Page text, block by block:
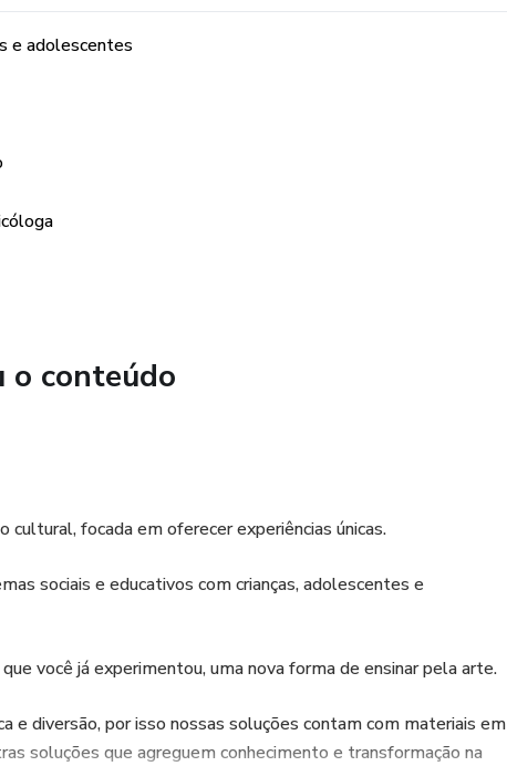
e adolescentes
o conteúdo
focada em oferecer experiências únicas.
sociais e educativos com crianças, adolescentes e
você já experimentou, uma nova forma de ensinar pela arte.
e diversão, por isso nossas soluções contam com materiais em
soluções que agreguem conhecimento e transformação na